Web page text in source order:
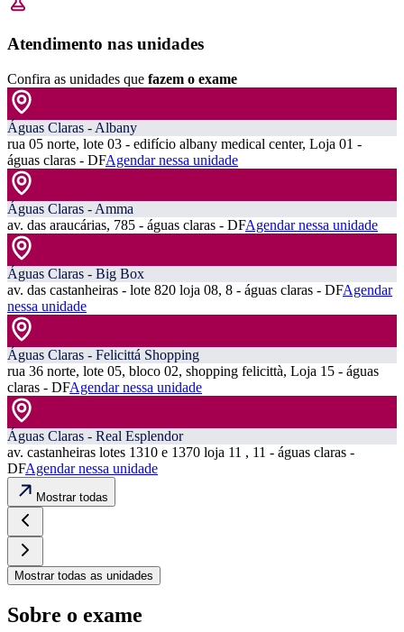
Atendimento nas unidades
Confira as unidades que fazem o exame
Águas Claras - Albany
rua 05 norte, lote 03 - edifício albany medical center, Loja 01 -
águas claras - DFAgendar nessa unidade
Águas Claras - Amma
av. das araucárias, 785 - águas claras - DFAgendar nessa unidade
Águas Claras - Big Box
av. das castanheiras - lote 820 loja 08, 8 - águas claras - DFAgendar
nessa unidade
Águas Claras - Felicittá Shopping
rua 36 norte, lote 05, bloco 02, shopping felicittà, Loja 15 - águas
claras - DFAgendar nessa unidade
Águas Claras - Real Esplendor
av. castanheiras lotes 1310 e 1370 loja 11 , 11 - águas claras -
DFAgendar nessa unidade
Mostrar todas
Mostrar todas as unidades
Sobre o exame